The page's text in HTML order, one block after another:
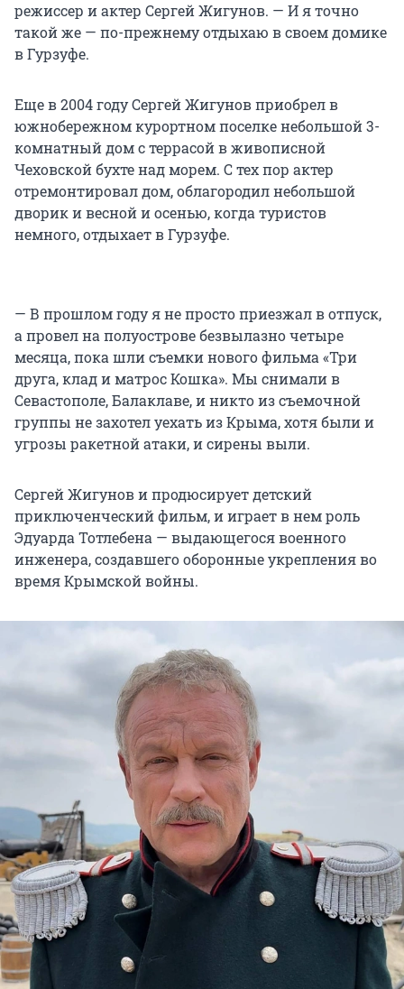
режиссер и актер Сергей Жигунов. — И я точно
такой же — по-прежнему отдыхаю в своем домике
в Гурзуфе.
Еще в 2004 году Сергей Жигунов приобрел в
южнобережном курортном поселке небольшой 3-
комнатный дом с террасой в живописной
Чеховской бухте над морем. С тех пор актер
отремонтировал дом, облагородил небольшой
дворик и весной и осенью, когда туристов
немного, отдыхает в Гурзуфе.
— В прошлом году я не просто приезжал в отпуск,
а провел на полуострове безвылазно четыре
месяца, пока шли съемки нового фильма «Три
друга, клад и матрос Кошка». Мы снимали в
Севастополе, Балаклаве, и никто из съемочной
группы не захотел уехать из Крыма, хотя были и
угрозы ракетной атаки, и сирены выли.
Сергей Жигунов и продюсирует детский
приключенческий фильм, и играет в нем роль
Эдуарда Тотлебена — выдающегося военного
инженера, создавшего оборонные укрепления во
время Крымской войны.